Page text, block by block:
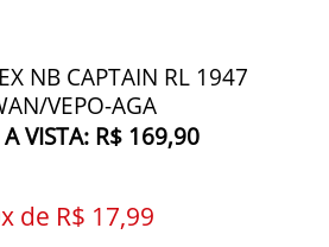
NB CAPTAIN RL 1947
VEPO-AGA
A VISTA: R$ 169,90
de R$ 17,99